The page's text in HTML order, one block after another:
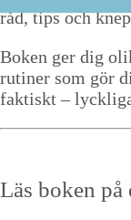
råd, tips och
Boken ger dig
rutiner som gör
faktiskt –
Läs boken på